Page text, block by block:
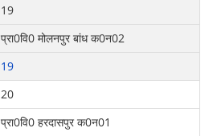
19
प्रा0वि0 मोलनपुर बांध क0न02
19
20
प्रा0वि0 हरदासपुर क0न01